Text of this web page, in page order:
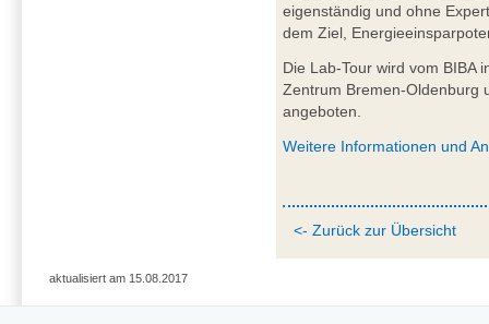
eigenständig und ohne
dem Ziel,
Die Lab-Tour wird vom BIBA
Zentrum Bremen-Oldenburg
angeboten.
Weitere Informationen und
<- Zurück zur Übersicht
aktualisiert am 15.08.2017